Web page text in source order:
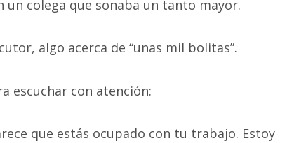
un colega que sonaba un tanto mayor.
algo acerca de “unas mil bolitas”.
escuchar con atención:
que estás ocupado con tu trabajo. Estoy